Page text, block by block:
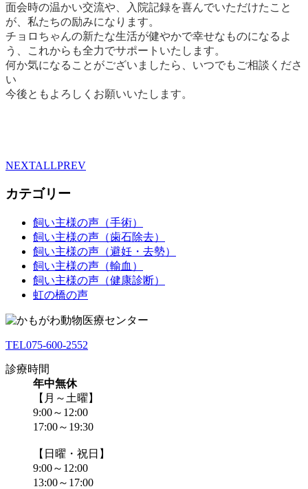
面会時の温かい交流や、入院記録を喜んでいただけたこと
が、私たちの励みになります。
チョロちゃんの新たな生活が健やかで幸せなものになるよ
う、これからも全力でサポートいたします。
何か気になることがございましたら、いつでもご相談くださ
い
今後ともよろしくお願いいたします。
NEXTALLPREV
カテゴリー
飼い主様の声（手術）
飼い主様の声（歯石除去）
飼い主様の声（避妊・去勢）
飼い主様の声（輸血）
飼い主様の声（健康診断）
虹の橋の声
TEL075-600-2552
診療時間
年中無休
【月～土曜】
9:00～12:00
17:00～19:30
【日曜・祝日】
9:00～12:00
13:00～17:00